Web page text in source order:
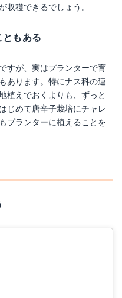
収穫できるでしょう。
もある
すが、実はプランターで育
あります。特にナス科の連
植えでおくよりも、ずっと
じめて唐辛子栽培にチャレ
プランターに植えることを